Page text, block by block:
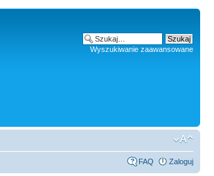
Wyszukiwanie zaawansowane
FAQ Zaloguj